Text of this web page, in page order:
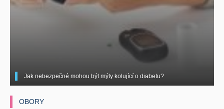
Jak nebezpečné mohou být mýty kolující o diabetu?
OBORY